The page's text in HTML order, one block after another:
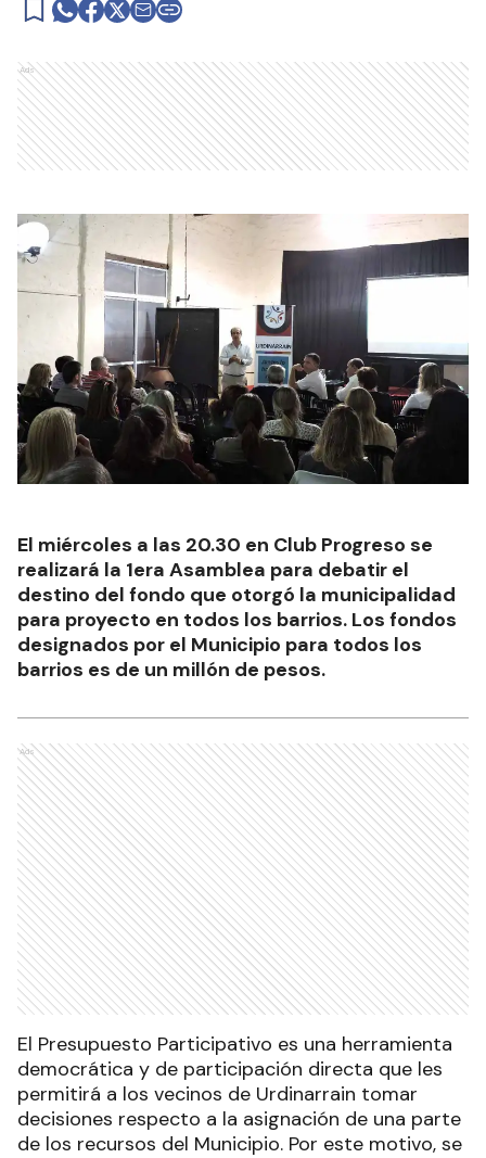
Ads
El miércoles a las 20.30 en Club Progreso se
realizará la 1era Asamblea para debatir el
destino del fondo que otorgó la municipalidad
para proyecto en todos los barrios. Los fondos
designados por el Municipio para todos los
barrios es de un millón de pesos.
Ads
El Presupuesto Participativo es una herramienta
democrática y de participación directa que les
permitirá a los vecinos de Urdinarrain tomar
decisiones respecto a la asignación de una parte
de los recursos del Municipio. Por este motivo, se